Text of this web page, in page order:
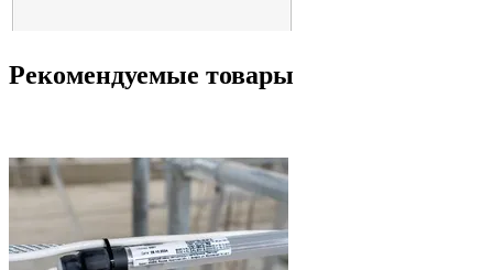
Рекомендуемые товары